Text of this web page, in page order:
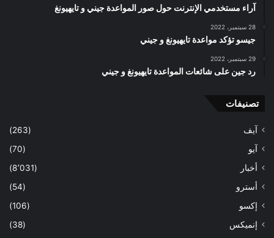
آراء مستخدمي الإنترنت حول صور المواعدة جيني و تايهيونغ
28 سبتمبر، 2022
جيسو تؤكد مواعدة تايهيونغ و جيني
29 سبتمبر، 2022
رد جين على شائعات المواعدة تايهيونغ و جيني
تصنيفات
آيف
(263)
آيو
(70)
أخبار
(8٬031)
أسترو
(54)
إكسو
(106)
إنميكس
(38)